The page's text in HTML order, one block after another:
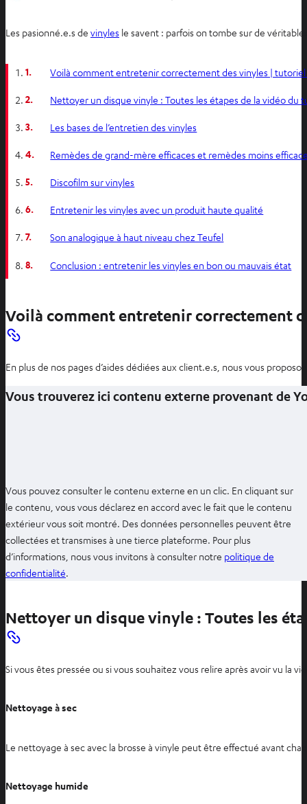
Les pasionné.e.s de vinyles O
r
i
d
n
s
n
o
u
l
e
le savent : parfois on tombe sur de
1. Voilà comment entretenir correctement des vinyles | tutoriel
2. Nettoyer un disque vinyle : Toutes les étapes de la vidéo du
3. Les bases de l’entretien des vinyles
4. Remèdes de grand-mère efficaces et remèdes moins
5. Discofilm sur vinyles
6. Entretenir les vinyles avec un produit haute qualité
7. Son analogique à haut niveau chez Teufel
8. Conclusion : entretenir les vinyles en bon ou mauvais état
Voilà comment entretenir correctement
En plus de nos pages d’aides dédiées aux client.e.s, nous vous
Vous trouverez ici contenu externe provenant de
Vous pouvez consulter le contenu externe en un clic. En cliquant sur
le contenu, vous vous déclarez en accord avec le fait que le contenu
extérieur vous soit montré. Des données personnelles peuvent être
collectées et transmises à une tierce plateforme. Pour plus
d’informations, nous vous invitons à consulter notre politique de
confidentialité
r
d
n
n
o
.
Nettoyer un disque vinyle : Toutes les
Si vous êtes pressée ou si vous souhaitez vous relire après avoir vu la
Nettoyage à sec
Le nettoyage à sec avec la brosse à vinyle peut être effectué avant
Nettoyage humide